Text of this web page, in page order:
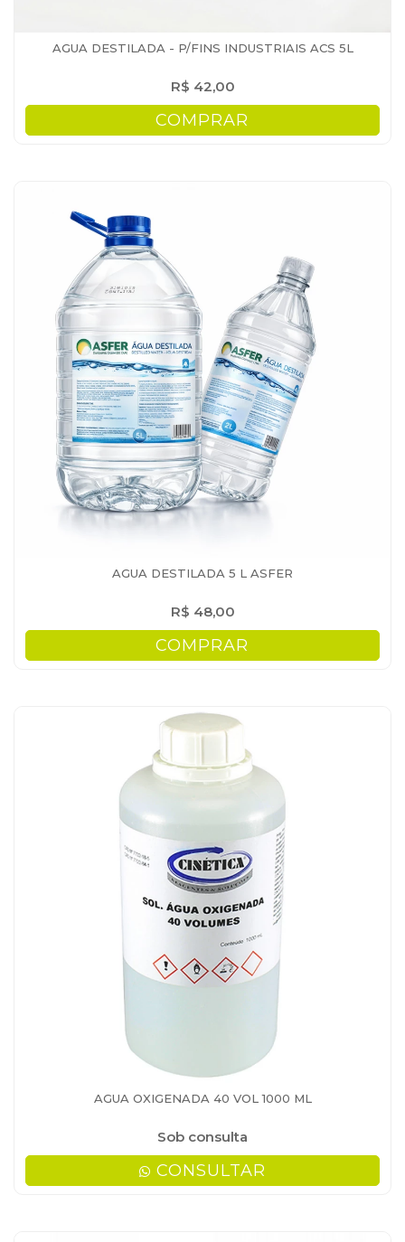
AGUA DESTILADA - P/FINS INDUSTRIAIS ACS 5L
R$ 42,00
COMPRAR
AGUA DESTILADA 5 L ASFER
R$ 48,00
COMPRAR
AGUA OXIGENADA 40 VOL 1000 ML
Sob consulta
CONSULTAR